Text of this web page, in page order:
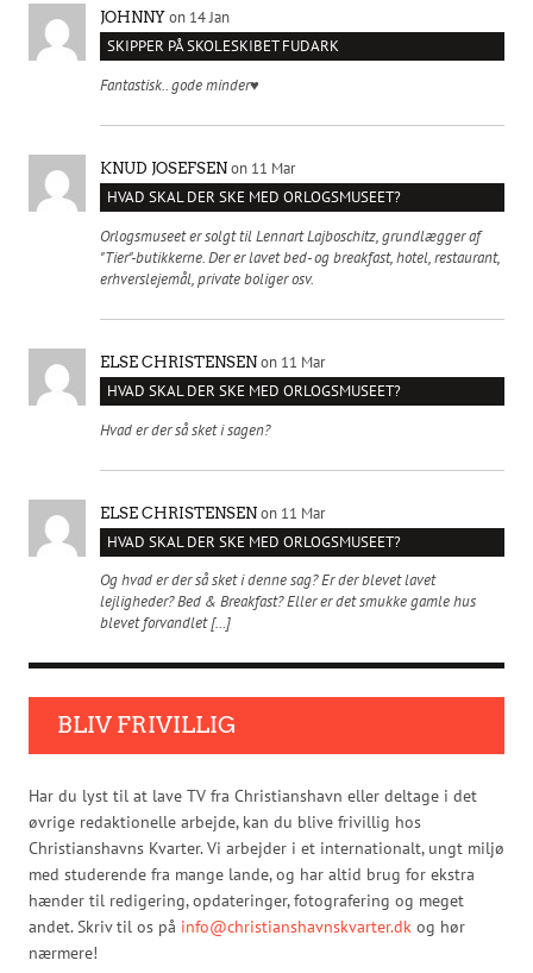
JOHNNY on 14 Jan
SKIPPER PÅ SKOLESKIBET FUDARK
Fantastisk.. gode minder♥️
KNUD JOSEFSEN on 11 Mar
HVAD SKAL DER SKE MED ORLOGSMUSEET?
Orlogsmuseet er solgt til Lennart Lajboschitz, grundlægger af
"Tier"-butikkerne. Der er lavet bed- og breakfast, hotel, restaurant,
erhverslejemål, private boliger osv.
ELSE CHRISTENSEN on 11 Mar
HVAD SKAL DER SKE MED ORLOGSMUSEET?
Hvad er der så sket i sagen?
ELSE CHRISTENSEN on 11 Mar
HVAD SKAL DER SKE MED ORLOGSMUSEET?
Og hvad er der så sket i denne sag? Er der blevet lavet
lejligheder? Bed & Breakfast? Eller er det smukke gamle hus
blevet forvandlet […]
BLIV FRIVILLIG
Har du lyst til at lave TV fra Christianshavn eller deltage i det
øvrige redaktionelle arbejde, kan du blive frivillig hos
Christianshavns Kvarter. Vi arbejder i et internationalt, ungt miljø
med studerende fra mange lande, og har altid brug for ekstra
hænder til redigering, opdateringer, fotografering og meget
andet. Skriv til os på info@christianshavnskvarter.dk og hør
nærmere!